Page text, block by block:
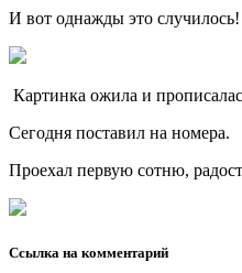
И вот однажды это случилось!
Картинка ожила и
Сегодня поставил на номера.
Проехал первую сотню,
Ссылка на комментарий